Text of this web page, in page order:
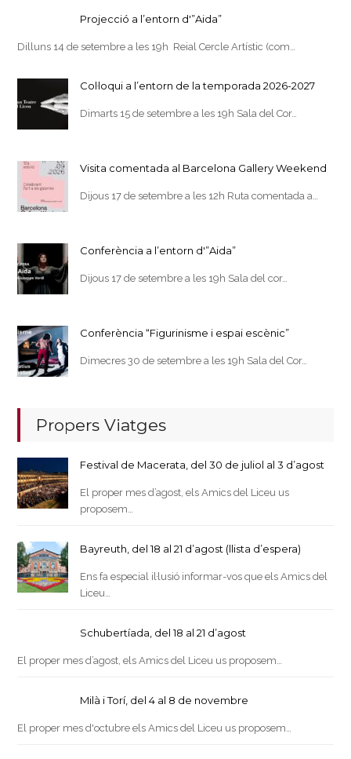
Projecció a l’entorn d'”Aida”
Dilluns 14 de setembre a les 19h Reial Cercle Artístic (com…
Col·loqui a l’entorn de la temporada 2026-2027
Dimarts 15 de setembre a les 19h Sala del Cor…
Visita comentada al Barcelona Gallery Weekend
Dijous 17 de setembre a les 12h Ruta comentada a…
Conferència a l’entorn d'”Aida”
Dijous 17 de setembre a les 19h Sala del cor…
Conferència “Figurinisme i espai escènic”
Dimecres 30 de setembre a les 19h Sala del Cor…
Propers Viatges
Festival de Macerata, del 30 de juliol al 3 d’agost
El proper mes d’agost, els Amics del Liceu us
proposem…
Bayreuth, del 18 al 21 d’agost (llista d’espera)
Ens fa especial il·lusió informar-vos que els Amics del
Liceu…
Schubertíada, del 18 al 21 d’agost
El proper mes d’agost, els Amics del Liceu us proposem…
Milà i Torí, del 4 al 8 de novembre
El proper mes d'octubre els Amics del Liceu us proposem…